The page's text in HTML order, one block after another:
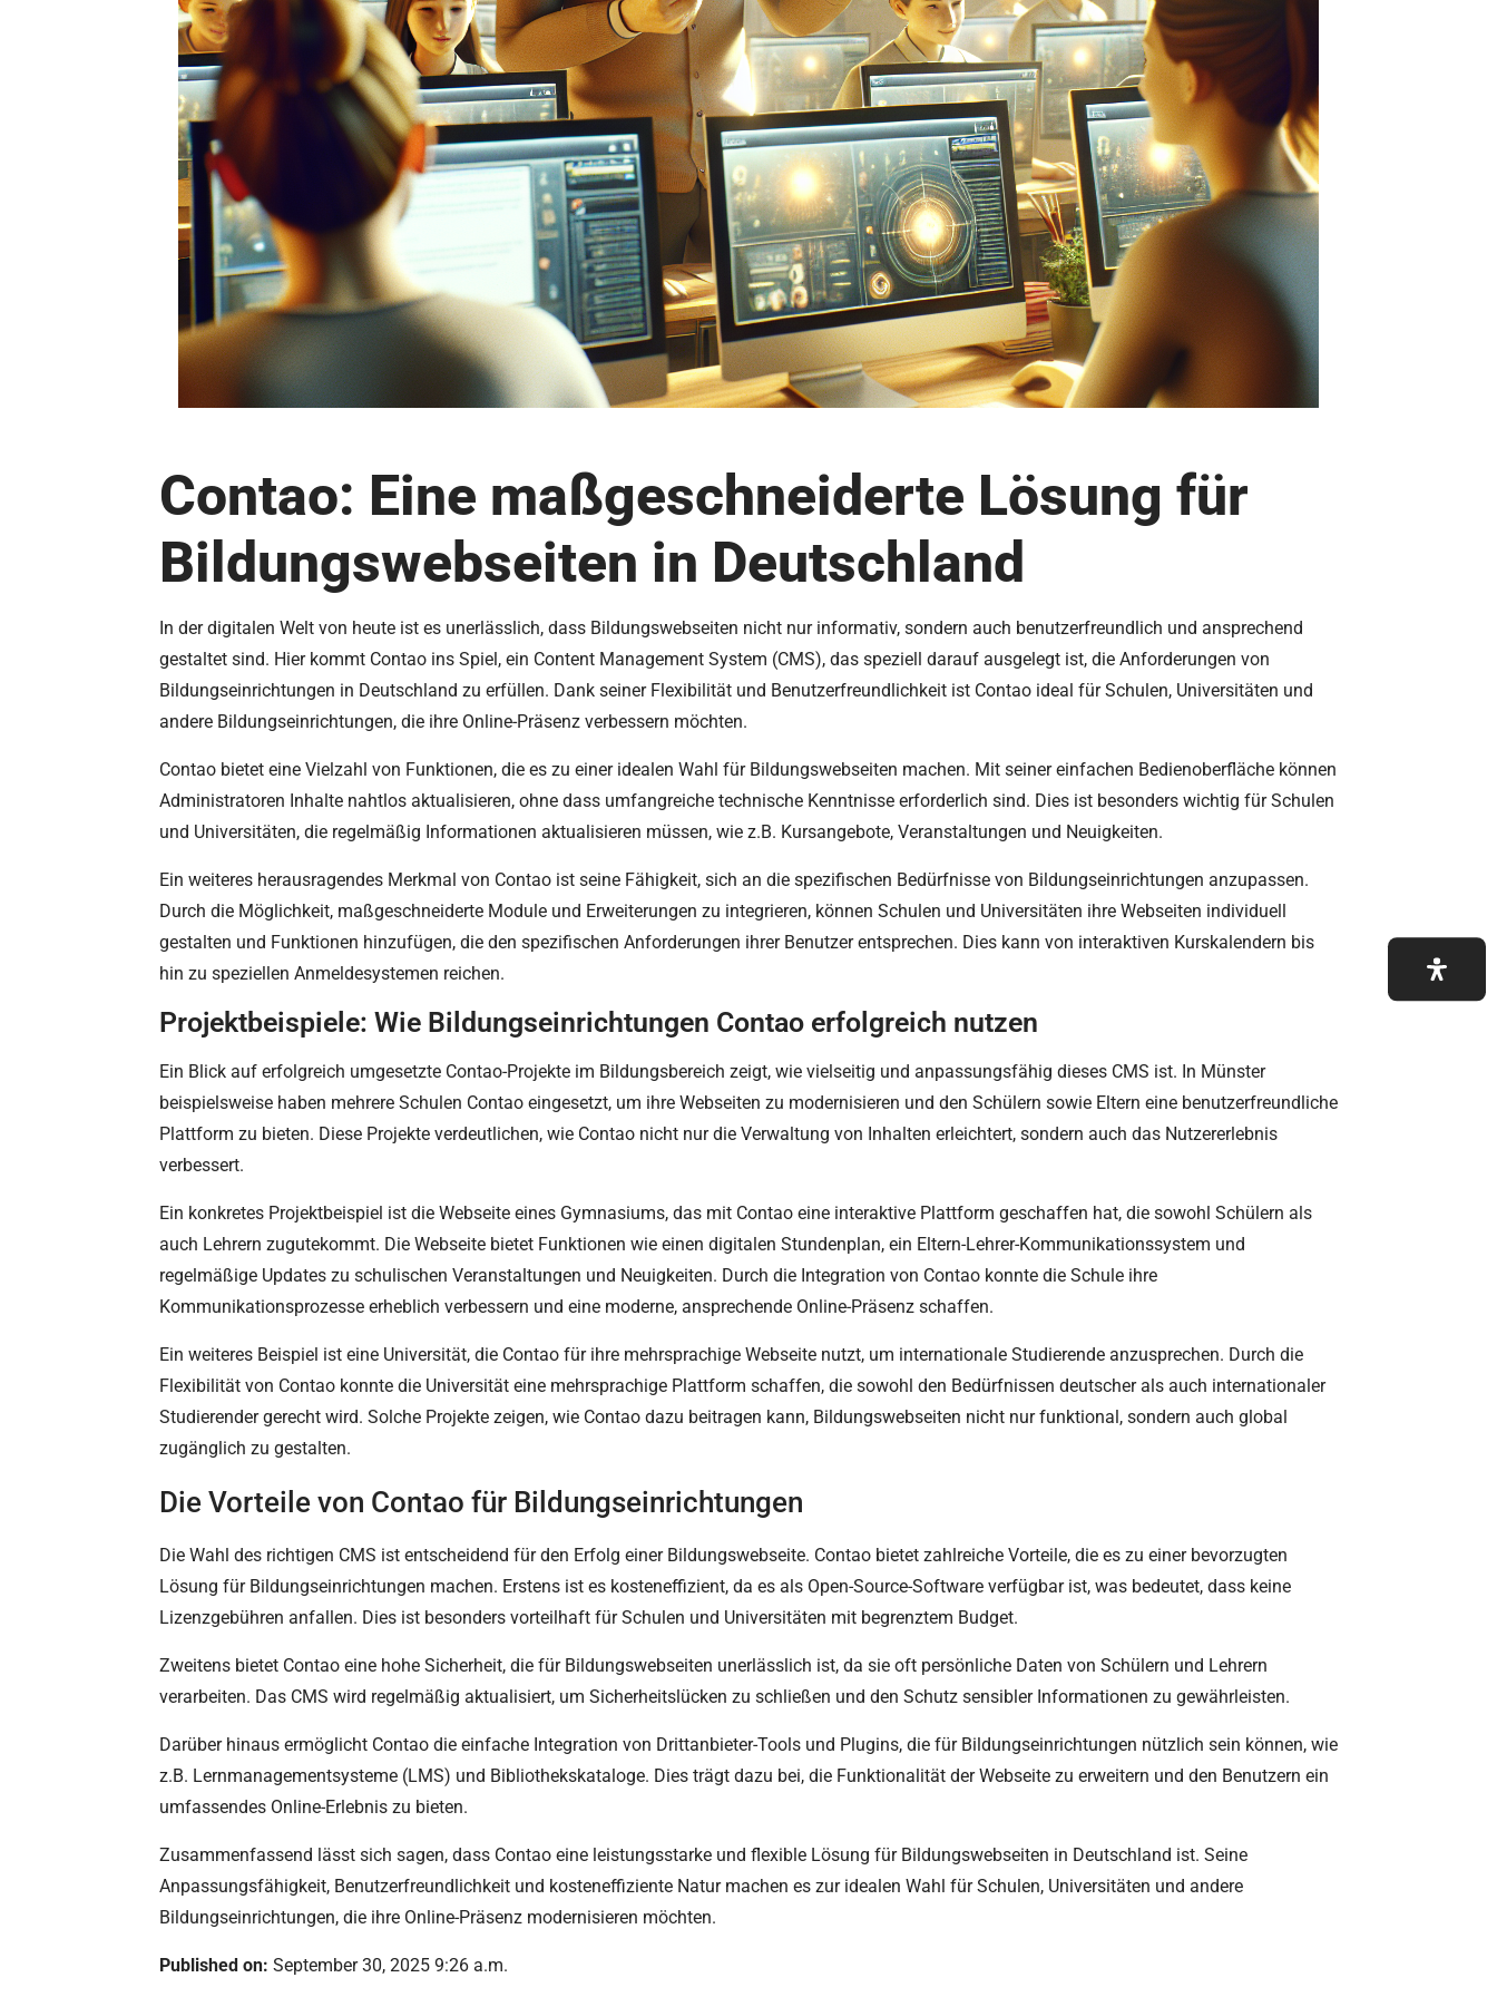
Contao: Eine maßgeschneiderte Lösung für
Bildungswebseiten in Deutschland
In der digitalen Welt von heute ist es unerlässlich, dass Bildungswebseiten nicht nur informativ, sondern auch benutzerfreundlich und ansprechend
gestaltet sind. Hier kommt Contao ins Spiel, ein Content Management System (CMS), das speziell darauf ausgelegt ist, die Anforderungen von
Bildungseinrichtungen in Deutschland zu erfüllen. Dank seiner Flexibilität und Benutzerfreundlichkeit ist Contao ideal für Schulen, Universitäten und
andere Bildungseinrichtungen, die ihre Online-Präsenz verbessern möchten.
Contao bietet eine Vielzahl von Funktionen, die es zu einer idealen Wahl für Bildungswebseiten machen. Mit seiner einfachen Bedienoberfläche können
Administratoren Inhalte nahtlos aktualisieren, ohne dass umfangreiche technische Kenntnisse erforderlich sind. Dies ist besonders wichtig für Schulen
und Universitäten, die regelmäßig Informationen aktualisieren müssen, wie z.B. Kursangebote, Veranstaltungen und Neuigkeiten.
Ein weiteres herausragendes Merkmal von Contao ist seine Fähigkeit, sich an die spezifischen Bedürfnisse von Bildungseinrichtungen anzupassen.
Durch die Möglichkeit, maßgeschneiderte Module und Erweiterungen zu integrieren, können Schulen und Universitäten ihre Webseiten individuell
gestalten und Funktionen hinzufügen, die den spezifischen Anforderungen ihrer Benutzer entsprechen. Dies kann von interaktiven Kurskalendern bis
hin zu speziellen Anmeldesystemen reichen.
Projektbeispiele: Wie Bildungseinrichtungen Contao erfolgreich nutzen
Ein Blick auf erfolgreich umgesetzte Contao-Projekte im Bildungsbereich zeigt, wie vielseitig und anpassungsfähig dieses CMS ist. In Münster
beispielsweise haben mehrere Schulen Contao eingesetzt, um ihre Webseiten zu modernisieren und den Schülern sowie Eltern eine benutzerfreundliche
Plattform zu bieten. Diese Projekte verdeutlichen, wie Contao nicht nur die Verwaltung von Inhalten erleichtert, sondern auch das Nutzererlebnis
verbessert.
Ein konkretes Projektbeispiel ist die Webseite eines Gymnasiums, das mit Contao eine interaktive Plattform geschaffen hat, die sowohl Schülern als
auch Lehrern zugutekommt. Die Webseite bietet Funktionen wie einen digitalen Stundenplan, ein Eltern-Lehrer-Kommunikationssystem und
regelmäßige Updates zu schulischen Veranstaltungen und Neuigkeiten. Durch die Integration von Contao konnte die Schule ihre
Kommunikationsprozesse erheblich verbessern und eine moderne, ansprechende Online-Präsenz schaffen.
Ein weiteres Beispiel ist eine Universität, die Contao für ihre mehrsprachige Webseite nutzt, um internationale Studierende anzusprechen. Durch die
Flexibilität von Contao konnte die Universität eine mehrsprachige Plattform schaffen, die sowohl den Bedürfnissen deutscher als auch internationaler
Studierender gerecht wird. Solche Projekte zeigen, wie Contao dazu beitragen kann, Bildungswebseiten nicht nur funktional, sondern auch global
zugänglich zu gestalten.
Die Vorteile von Contao für Bildungseinrichtungen
Die Wahl des richtigen CMS ist entscheidend für den Erfolg einer Bildungswebseite. Contao bietet zahlreiche Vorteile, die es zu einer bevorzugten
Lösung für Bildungseinrichtungen machen. Erstens ist es kosteneffizient, da es als Open-Source-Software verfügbar ist, was bedeutet, dass keine
Lizenzgebühren anfallen. Dies ist besonders vorteilhaft für Schulen und Universitäten mit begrenztem Budget.
Zweitens bietet Contao eine hohe Sicherheit, die für Bildungswebseiten unerlässlich ist, da sie oft persönliche Daten von Schülern und Lehrern
verarbeiten. Das CMS wird regelmäßig aktualisiert, um Sicherheitslücken zu schließen und den Schutz sensibler Informationen zu gewährleisten.
Darüber hinaus ermöglicht Contao die einfache Integration von Drittanbieter-Tools und Plugins, die für Bildungseinrichtungen nützlich sein können, wie
z.B. Lernmanagementsysteme (LMS) und Bibliothekskataloge. Dies trägt dazu bei, die Funktionalität der Webseite zu erweitern und den Benutzern ein
umfassendes Online-Erlebnis zu bieten.
Zusammenfassend lässt sich sagen, dass Contao eine leistungsstarke und flexible Lösung für Bildungswebseiten in Deutschland ist. Seine
Anpassungsfähigkeit, Benutzerfreundlichkeit und kosteneffiziente Natur machen es zur idealen Wahl für Schulen, Universitäten und andere
Bildungseinrichtungen, die ihre Online-Präsenz modernisieren möchten.
Published on: September 30, 2025 9:26 a.m.